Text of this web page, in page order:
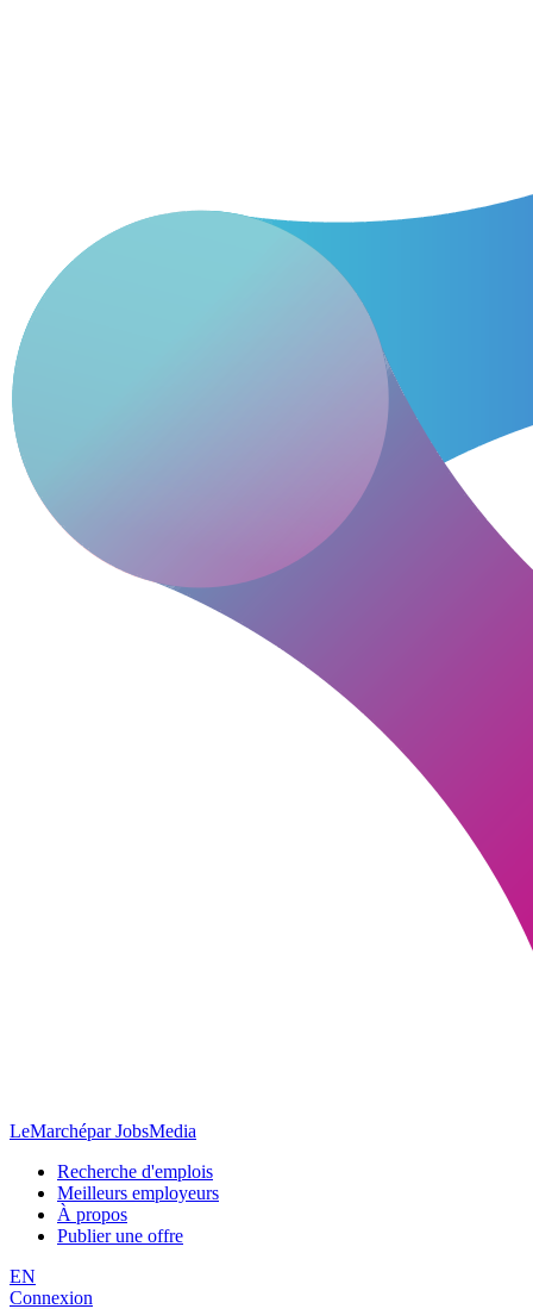
LeMarchépar JobsMedia
Recherche d'emplois
Meilleurs employeurs
À propos
Publier une offre
EN
Connexion